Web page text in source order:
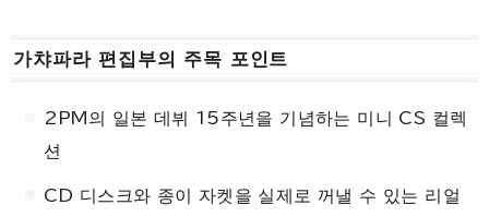
가챠파라 편집부의 주목 포인트
2PM의 일본 데뷔 15주년을 기념하는 미니 CS 컬렉
션
CD 디스크와 종이 자켓을 실제로 꺼낼 수 있는 리얼